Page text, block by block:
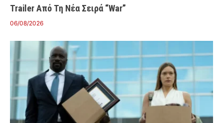
Trailer Από Τη Νέα Σειρά “War”
06/08/2026